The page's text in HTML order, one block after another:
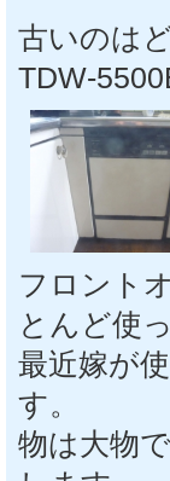
古いのは
TDW-
フロント
とんど使
最近嫁が
す。
物は大物